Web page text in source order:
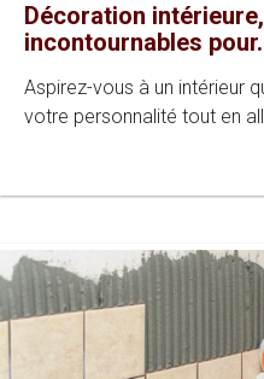
Décoration
incontournables
Aspirez-vous à un intérieur
votre personnalité tout en